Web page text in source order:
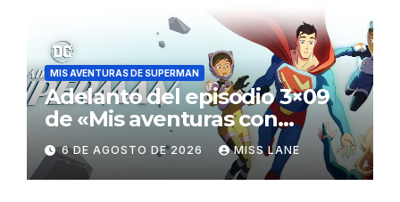
MIS AVENTURAS DE SUPERMAN
Adelanto del episodio 3×09
de «Mis aventuras con
Superman»
6 DE AGOSTO DE 2026 MISS LANE